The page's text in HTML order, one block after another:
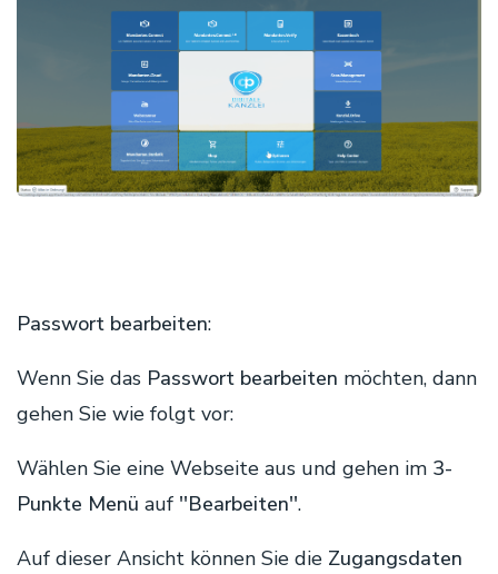
Passwort bearbeiten:
Wenn Sie das Passwort bearbeiten möchten, dann
gehen Sie wie folgt vor:
Wählen Sie eine Webseite aus und gehen im 3-
Punkte Menü auf ''Bearbeiten''.
Auf dieser Ansicht können Sie die Zugangsdaten